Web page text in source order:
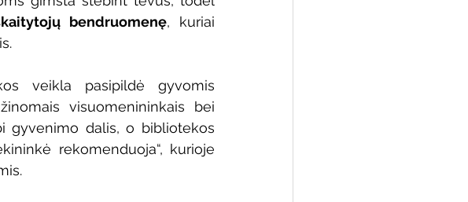
bendruomenę, kuriai
veikla pasipildė gyvomis
visuomenininkais bei
gyvenimo dalis, o bibliotekos
rekomenduoja“, kurioje